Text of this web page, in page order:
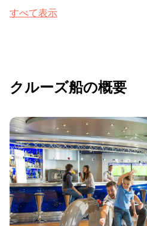
すべて表示
クルーズ船の概要